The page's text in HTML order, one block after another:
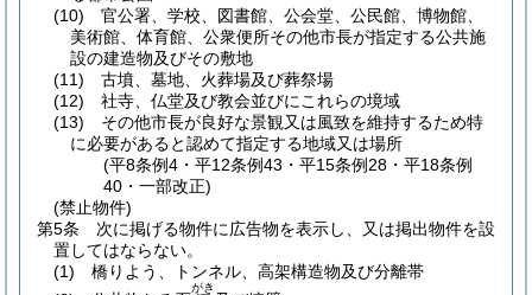
(10)
官公署、学校、図書館、公会堂、公民館、博物館、
美術館、体育館、公衆便所その他市長が指定する公共施
設の建造物及びその敷地
(11)
古墳、墓地、火葬場及び葬祭場
(12)
社寺、仏堂及び教会並びにこれらの境域
(13)
その他市長が良好な景観又は風致を維持するため特
に必要があると認めて指定する地域又は場所
(平8条例4・平12条例43・平15条例28・平18条例
40・一部改正)
(禁止物件)
第5条
次に掲げる物件に広告物を表示し、又は掲出物件を設
置してはならない。
(1)
橋りよう、トンネル、高架構造物及び分離帯
がき